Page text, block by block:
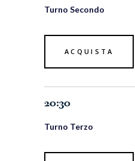
Turno Secondo
ACQUISTA
20:30
Turno Terzo